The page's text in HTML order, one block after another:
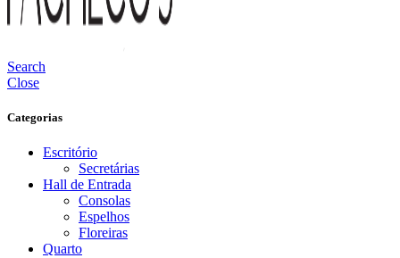
Search
Close
Categorias
Escritório
Secretárias
Hall de Entrada
Consolas
Espelhos
Floreiras
Quarto